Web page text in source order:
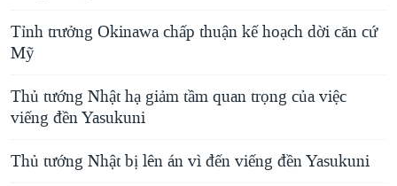
Tỉnh trưởng Okinawa chấp thuận kế hoạch dời căn cứ
Mỹ
Thủ tướng Nhật hạ giảm tầm quan trọng của việc
viếng đền Yasukuni
Thủ tướng Nhật bị lên án vì đến viếng đền Yasukuni